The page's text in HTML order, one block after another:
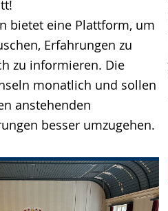
bietet eine Plattform, um
Erfahrungen zu
zu informieren. Die
monatlich und sollen
anstehenden
besser umzugehen.